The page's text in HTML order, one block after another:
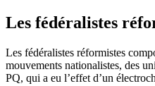
Les fédéralistes
Les fédéralistes réformistes
mouvements nationalistes, des
PQ, qui a eu l’effet d’un